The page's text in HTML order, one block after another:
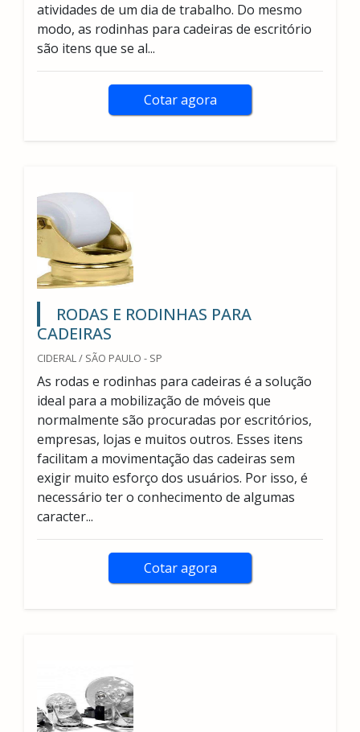
atividades de um dia de trabalho. Do mesmo
modo, as rodinhas para cadeiras de escritório
são itens que se al...
Cotar agora
RODAS E RODINHAS PARA
CADEIRAS
CIDERAL / SÃO PAULO - SP
As rodas e rodinhas para cadeiras é a solução
ideal para a mobilização de móveis que
normalmente são procuradas por escritórios,
empresas, lojas e muitos outros. Esses itens
facilitam a movimentação das cadeiras sem
exigir muito esforço dos usuários. Por isso, é
necessário ter o conhecimento de algumas
caracter...
Cotar agora